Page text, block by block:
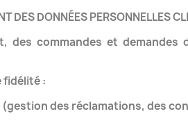
DES DONNÉES PERSONNELLES
des commandes et
fidélité :
(gestion des réclamations, des